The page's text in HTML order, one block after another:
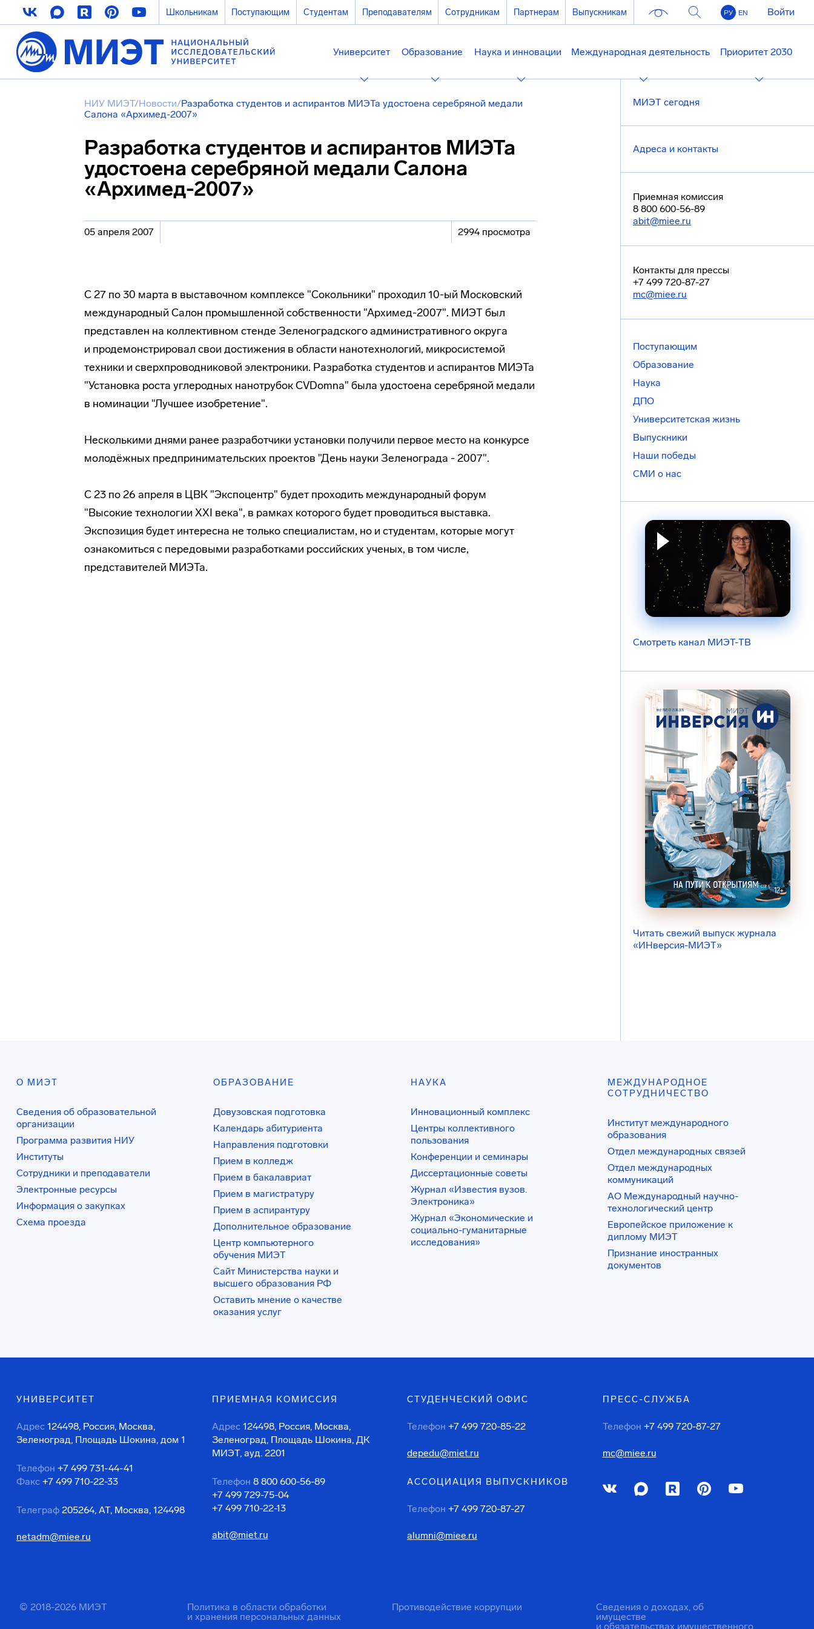
Школьникам Поступающим Студентам Преподавателям Сотрудникам Партнерам Выпускникам РУ EN Войти
Университет Образование Наука и инновации Международная деятельность Приоритет 2030
НИУ МИЭТ/Новости/Разработка студентов и аспирантов МИЭТа удостоена серебряной медали
Салона «Архимед-2007»
Разработка студентов и аспирантов МИЭТа
удостоена серебряной медали Салона
«Архимед-2007»
05 апреля 2007 2994 просмотра
С 27 по 30 марта в выставочном комплексе "Сокольники" проходил 10-ый Московский
международный Салон промышленной собственности "Архимед-2007". МИЭТ был
представлен на коллективном стенде Зеленоградского административного округа
и продемонстрировал свои достижения в области нанотехнологий, микросистемой
техники и сверхпроводниковой электроники. Разработка студентов и аспирантов МИЭТа
"Установка роста углеродных нанотрубок CVDomna" была удостоена серебряной медали
в номинации "Лучшее изобретение".
Несколькими днями ранее разработчики установки получили первое место на конкурсе
молодёжных предпринимательских проектов "День науки Зеленограда - 2007".
С 23 по 26 апреля в ЦВК "Экспоцентр" будет проходить международный форум
"Высокие технологии ХХI века", в рамках которого будет проводиться выставка.
Экспозиция будет интересна не только специалистам, но и студентам, которые могут
ознакомиться с передовыми разработками российских ученых, в том числе,
представителей МИЭТа.
МИЭТ сегодня
Адреса и контакты
Приемная комиссия
8 800 600-56-89
abit@miee.ru
Контакты для прессы
+7 499 720-87-27
mc@miee.ru
Поступающим
Образование
Наука
ДПО
Университетская жизнь
Выпускники
Наши победы
СМИ о нас
Смотреть канал МИЭТ-ТВ
Читать свежий выпуск журнала
«ИНверсия-МИЭТ»
О МИЭТ
Сведения об образовательной
организации
Программа развития НИУ
Институты
Сотрудники и преподаватели
Электронные ресурсы
Информация о закупках
Схема проезда
ОБРАЗОВАНИЕ
Довузовская подготовка
Календарь абитуриента
Направления подготовки
Прием в колледж
Прием в бакалавриат
Прием в магистратуру
Прием в аспирантуру
Дополнительное образование
Центр компьютерного
обучения МИЭТ
Сайт Министерства науки и
высшего образования РФ
Оставить мнение о качестве
оказания услуг
НАУКА
Инновационный комплекс
Центры коллективного
пользования
Конференции и семинары
Диссертационные советы
Журнал «Известия вузов.
Электроника»
Журнал «Экономические и
социально-гуманитарные
исследования»
МЕЖДУНАРОДНОЕ
СОТРУДНИЧЕСТВО
Институт международного
образования
Отдел международных связей
Отдел международных
коммуникаций
АО Международный научно-
технологический центр
Европейское приложение к
диплому МИЭТ
Признание иностранных
документов
УНИВЕРСИТЕТ
Адрес 124498, Россия, Москва,
Зеленоград, Площадь Шокина, дом 1
Телефон +7 499 731-44-41
Факс +7 499 710-22-33
Телеграф 205264, АТ, Москва, 124498
netadm@miee.ru
ПРИЕМНАЯ КОМИССИЯ
Адрес 124498, Россия, Москва,
Зеленоград, Площадь Шокина, ДК
МИЭТ, ауд. 2201
Телефон 8 800 600-56-89
+7 499 729-75-04
+7 499 710-22-13
abit@miet.ru
СТУДЕНЧЕСКИЙ ОФИС
Телефон +7 499 720-85-22
depedu@miet.ru
АССОЦИАЦИЯ ВЫПУСКНИКОВ
Телефон +7 499 720-87-27
alumni@miee.ru
ПРЕСС-СЛУЖБА
Телефон +7 499 720-87-27
mc@miee.ru
© 2018-2026 МИЭТ
Политика в области обработки
и хранения персональных данных
Противодействие коррупции
Сведения о доходах, об
имуществе
и обязательствах имущественного